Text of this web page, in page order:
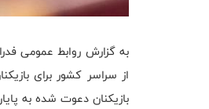
به گزارش روابط عمومی
بازیکنان دعوت شده به